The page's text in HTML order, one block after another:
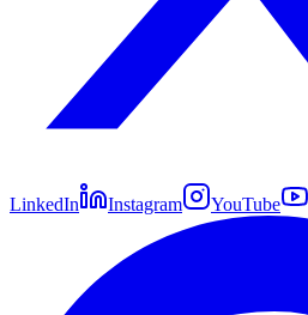
LinkedIn Instagram YouTube